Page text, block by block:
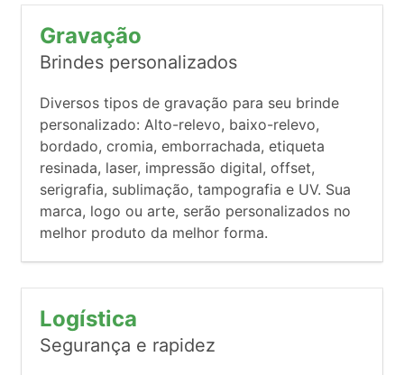
Gravação
Brindes personalizados
Diversos tipos de gravação para seu brinde
personalizado: Alto-relevo, baixo-relevo,
bordado, cromia, emborrachada, etiqueta
resinada, laser, impressão digital, offset,
serigrafia, sublimação, tampografia e UV. Sua
marca, logo ou arte, serão personalizados no
melhor produto da melhor forma.
Logística
Segurança e rapidez